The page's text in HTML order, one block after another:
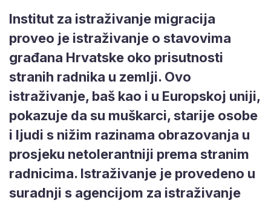
Institut za istraživanje migracija
proveo je istraživanje o stavovima
građana Hrvatske oko prisutnosti
stranih radnika u zemlji. Ovo
istraživanje, baš kao i u Europskoj uniji,
pokazuje da su muškarci, starije osobe
i ljudi s nižim razinama obrazovanja u
prosjeku netolerantniji prema stranim
radnicima. Istraživanje je provedeno u
suradnji s agencijom za istraživanje